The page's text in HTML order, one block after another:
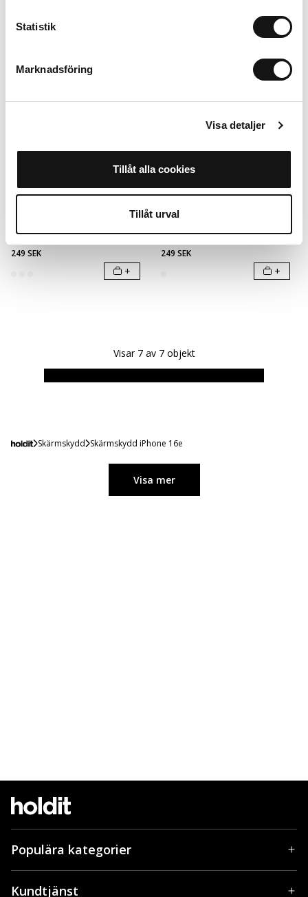
Statistik
Marknadsföring
Visa detaljer
Tillåt alla cookies
Tillåt urval
iPhone 16e
249 SEK
+
iPhone 16e
249 SEK
+
Visar 7 av 7 objekt
Skärmskydd Skärmskydd iPhone 16e
Visa mer
Populära kategorier
Kundtjänst